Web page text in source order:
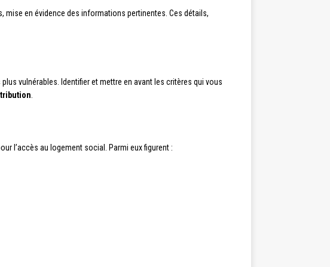
en évidence des informations pertinentes. Ces détails,
vulnérables. Identifier et mettre en avant les critères qui vous
l’accès au logement social. Parmi eux figurent :